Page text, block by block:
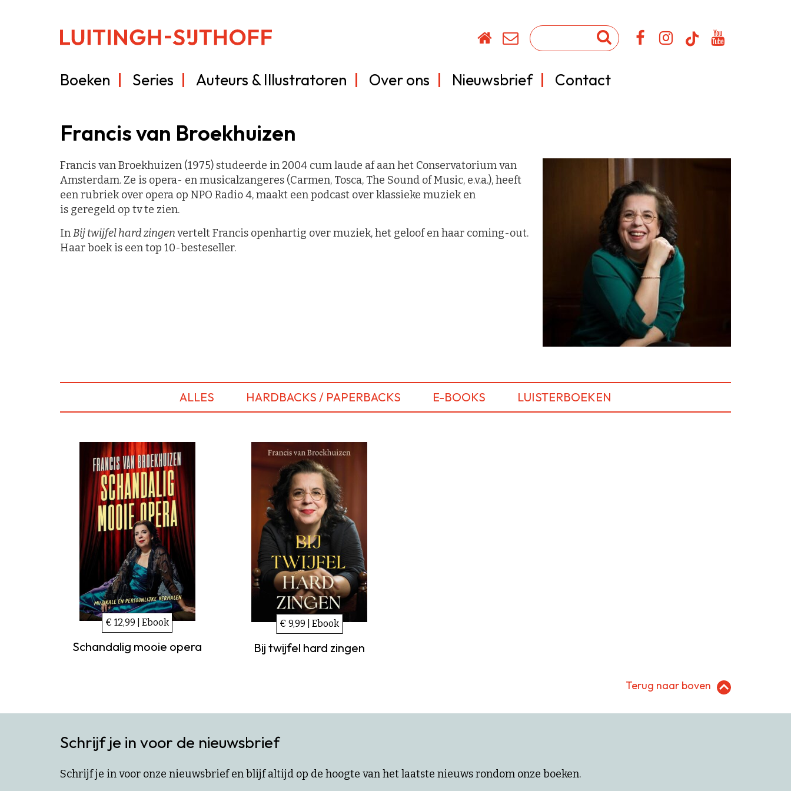
Boeken Series Auteurs & Illustratoren Over ons Nieuwsbrief Contact
Francis van Broekhuizen
Francis van Broekhuizen (1975) studeerde in 2004 cum laude af aan het Conservatorium van
Amsterdam. Ze is opera- en musicalzangeres (Carmen, Tosca, The Sound of Music, e.v.a.), heeft
een rubriek over opera op NPO Radio 4, maakt een podcast over klassieke muziek en
is geregeld op tv te zien.
InBij twijfel hard zingenvertelt Francis openhartig over muziek, het geloof en haar coming-out.
Haar boek is een top 10-besteseller.
ALLES HARDBACKS / PAPERBACKS E-BOOKS LUISTERBOEKEN
€ 12,99 | Ebook
Schandalig mooie opera
€ 9,99 | Ebook
Bij twijfel hard zingen
Terug naar boven
Schrijf je in voor de nieuwsbrief
Schrijf je in voor onze nieuwsbrief en blijf altijd op de hoogte van het laatste nieuws rondom onze boeken.